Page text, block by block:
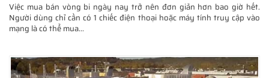
Việc mua bán vòng bi ngày nay trở nên đơn giản hơn bao giờ hết.
Người dùng chỉ cần có 1 chiếc điện thoại hoặc máy tính truy cập vào
mạng là có thể mua...